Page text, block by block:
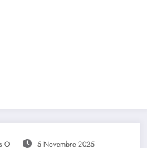
O 5 Novembre 2025